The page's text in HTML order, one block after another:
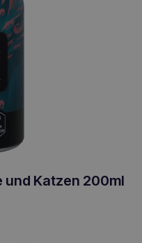
und Katzen 200ml